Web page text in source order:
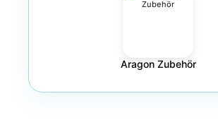
Aragon Zubehör